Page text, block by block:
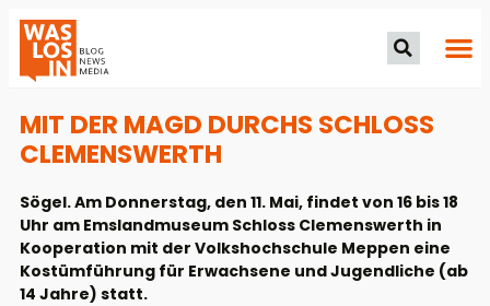
MIT DER MAGD DURCHS SCHLOSS
CLEMENSWERTH
Sögel. Am Donnerstag, den 11. Mai, findet von 16 bis 18
Uhr am Emslandmuseum Schloss Clemenswerth in
Kooperation mit der Volkshochschule Meppen eine
Kostümführung für Erwachsene und Jugendliche (ab
14 Jahre) statt.